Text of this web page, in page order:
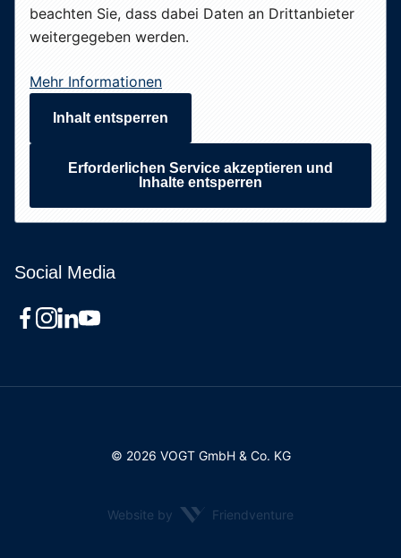
beachten Sie, dass dabei Daten an Drittanbieter
weitergegeben werden.
Mehr Informationen
Inhalt entsperren
Erforderlichen Service akzeptieren und
Inhalte entsperren
Social Media
© 2026 VOGT GmbH & Co. KG
Website by Friendventure